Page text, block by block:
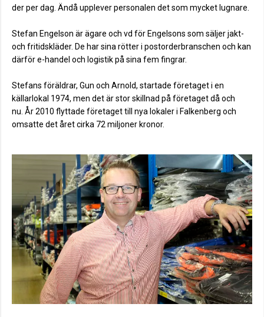
der per dag. Ändå upplever personalen det som mycket lugnare.
Stefan Engelson är ägare och vd för Engelsons som säljer jakt-
och fritidskläder. De har sina rötter i postorderbranschen och kan
därför e-handel och logistik på sina fem fingrar.
Stefans föräldrar, Gun och Arnold, startade företaget i en
källarlokal 1974, men det är stor skillnad på företaget då och
nu. År 2010 flyttade företaget till nya lokaler i Falkenberg och
omsatte det året cirka 72 miljoner kronor.